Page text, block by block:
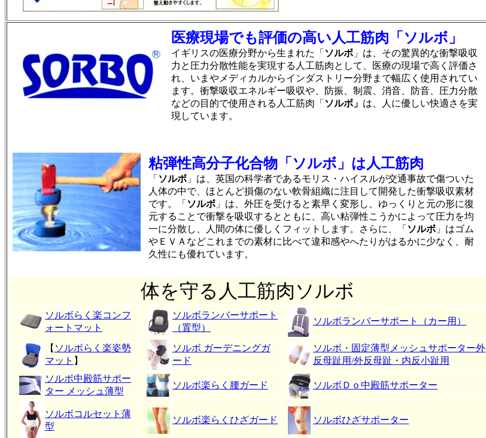
医療現場でも評価の高い人工筋肉「ソルボ」
イギリスの医療分野から生まれた「 ソルボ 」は、その驚異的な衝撃吸収
力と圧力分散性能を実現する人工筋肉として、医療の現場で高く評価さ
れ、いまやメディカルからインダストリー分野まで幅広く使用されてい
ます。衝撃吸収エネルギー吸収や、防振、制震、消音、防音、圧力分散
などの目的で使用される人工筋肉「 ソルボ」 は、人に優しい快適さを実
現しています。
粘弾性高分子化合物「ソルボ」は人工筋肉
「 ソルボ 」は、英国の科学者であるモリス・ハイスルが交通事故で傷ついた
人体の中で、ほとんど損傷のない軟骨組織に注目して開発した衝撃吸収素材
です。「 ソルボ 」は、外圧を受けると素早く変形し、ゆっくりと元の形に復
元することで衝撃を吸収するとともに、高い粘弾性こうかによって圧力を均
一に分散し、人間の体に優しくフィットします。さらに、「 ソルボ 」はゴム
やＥＶＡなどこれまでの素材に比べて違和感やへたりがはるかに少なく、耐
久性にも優れています。
体を守る人工筋肉ソルボ
ソルボらく楽コンフ
ォートマット
ソルボランバーサポート
（置型）
ソルボランバーサポート（カー用）
【 ソルボらく楽姿勢
マット 】
ソルボ ガーデニングガ
ード
ソルボ・固定薄型メッシュサポーター外
反母趾用/外反母趾・内反小趾用
ソルボ中殿筋サポー
ター メッシュ薄型
ソルボ楽らく腰ガード ソルボＤｏ中殿筋サポーター
ソルボコルセット薄
型
ソルボ楽らくひざガード ソルボひざサポーター